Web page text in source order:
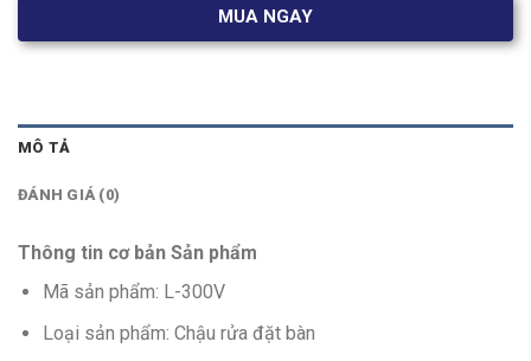
MUA NGAY
MÔ TẢ
ĐÁNH GIÁ (0)
Thông tin cơ bản Sản phẩm
Mã sản phẩm: L-300V
Loại sản phẩm: Chậu rửa đặt bàn